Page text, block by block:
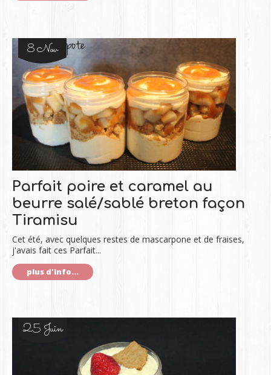
8 Nov
Parfait poire et caramel au
beurre salé/sablé breton façon
Tiramisu
Cet été, avec quelques restes de mascarpone et de fraises,
j'avais fait ces Parfait...
plus d'info...
25 Juin